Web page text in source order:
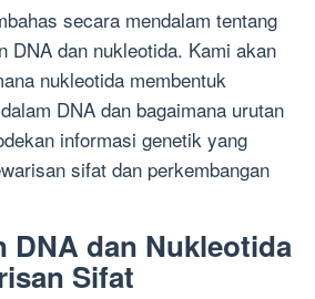
secara mendalam tentang
DNA dan nukleotida. Kami akan
nukleotida membentuk
DNA dan bagaimana urutan
informasi genetik yang
sifat dan perkembangan
DNA dan Nukleotida
Sifat